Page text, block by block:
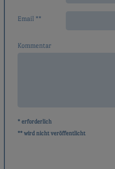
Email **
Kommentar
* erforderlich
** wird nicht veröffentlicht